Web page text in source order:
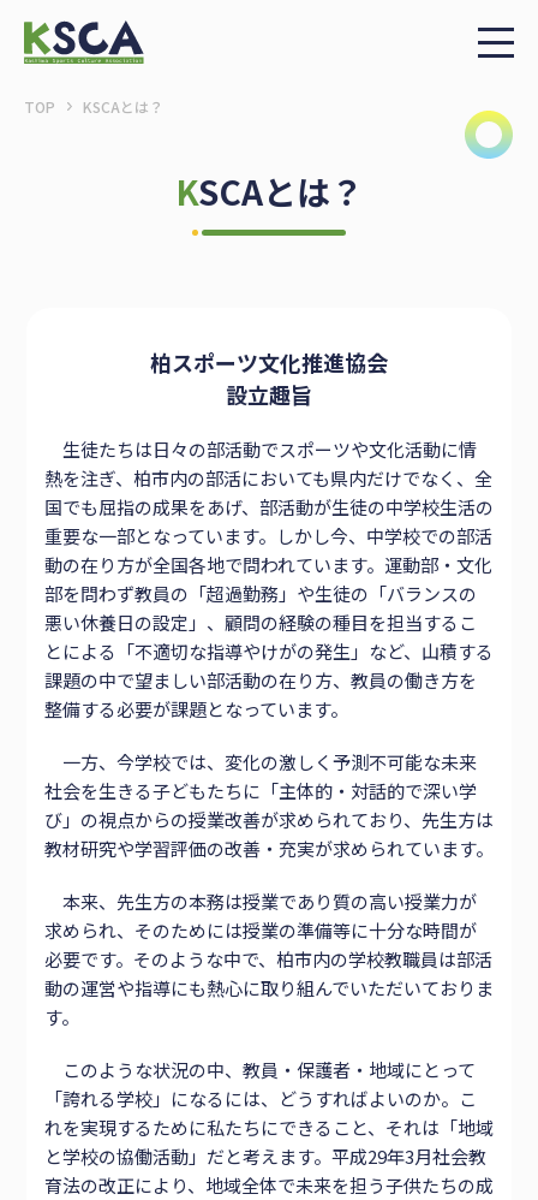
TOP KSCAとは？
KSCAとは？
柏スポーツ文化推進協会
設立趣旨
生徒たちは日々の部活動でスポーツや文化活動に情
熱を注ぎ、柏市内の部活においても県内だけでなく、全
国でも屈指の成果をあげ、部活動が生徒の中学校生活の
重要な一部となっています。しかし今、中学校での部活
動の在り方が全国各地で問われています。運動部・文化
部を問わず教員の「超過勤務」や生徒の「バランスの
悪い休養日の設定」、顧問の経験の種目を担当するこ
とによる「不適切な指導やけがの発生」など、山積する
課題の中で望ましい部活動の在り方、教員の働き方を
整備する必要が課題となっています。
一方、今学校では、変化の激しく予測不可能な未来
社会を生きる子どもたちに「主体的・対話的で深い学
び」の視点からの授業改善が求められており、先生方は
教材研究や学習評価の改善・充実が求められています。
本来、先生方の本務は授業であり質の高い授業力が
求められ、そのためには授業の準備等に十分な時間が
必要です。そのような中で、柏市内の学校教職員は部活
動の運営や指導にも熱心に取り組んでいただいておりま
す。
このような状況の中、教員・保護者・地域にとって
「誇れる学校」になるには、どうすればよいのか。こ
れを実現するために私たちにできること、それは「地域
と学校の協働活動」だと考えます。平成29年3月社会教
育法の改正により、地域全体で未来を担う子供たちの成